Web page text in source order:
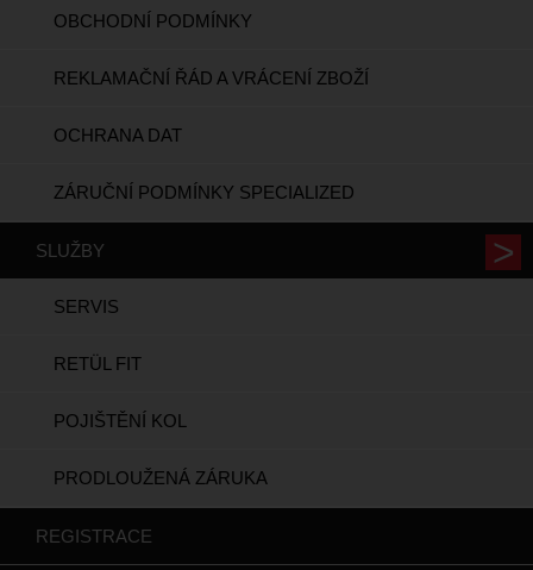
OBCHODNÍ PODMÍNKY
REKLAMAČNÍ ŘÁD A VRÁCENÍ ZBOŽÍ
OCHRANA DAT
ZÁRUČNÍ PODMÍNKY SPECIALIZED
SLUŽBY
SERVIS
RETÜL FIT
POJIŠTĚNÍ KOL
PRODLOUŽENÁ ZÁRUKA
REGISTRACE